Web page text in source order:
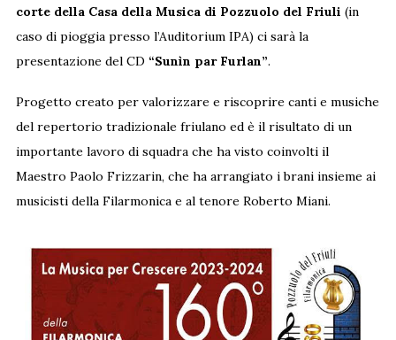
corte della Casa della Musica di Pozzuolo del Friuli (in
caso di pioggia presso l’Auditorium IPA) ci sarà la
presentazione del CD “Sunìn par Furlan”.
Progetto creato per valorizzare e riscoprire canti e musiche
del repertorio tradizionale friulano ed è il risultato di un
importante lavoro di squadra che ha visto coinvolti il
Maestro Paolo Frizzarin, che ha arrangiato i brani insieme ai
musicisti della Filarmonica e al tenore Roberto Miani.